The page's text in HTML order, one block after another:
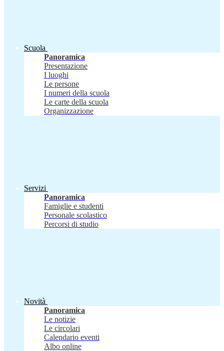
Scuola
Panoramica
Presentazione
I luoghi
Le persone
I numeri della scuola
Le carte della scuola
Organizzazione
Servizi
Panoramica
Famiglie e studenti
Personale scolastico
Percorsi di studio
Novità
Panoramica
Le notizie
Le circolari
Calendario eventi
Albo online